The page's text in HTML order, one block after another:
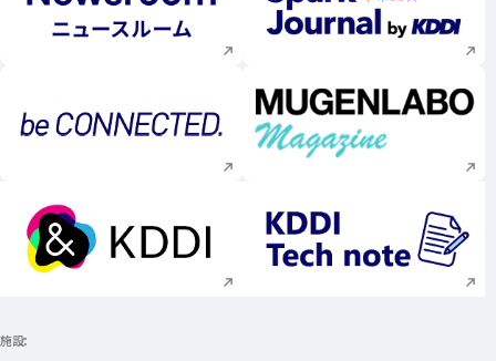
新規ウィンドウで開く 新規ウィンドウで
新規ウィンドウで開く 新規ウィンドウで
新規ウィンドウで開く 新規ウィンドウで
施設